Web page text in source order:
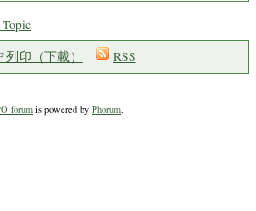
列印（下載）
RSS
forum is powered by Phorum.